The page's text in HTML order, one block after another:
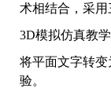
术相结合，采用
3D模拟仿真教学
将平面文字转
验。